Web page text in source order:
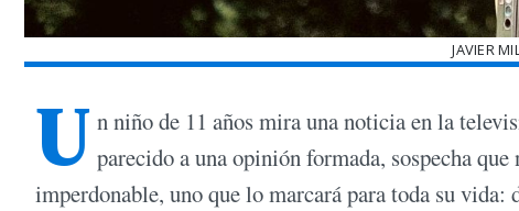
JAVIER
U n niño de 11 años mira una noticia en la
parecido a una opinión formada, sospecha
imperdonable, uno que lo marcará para toda su